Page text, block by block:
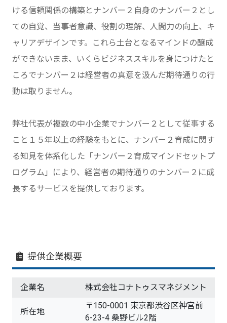
ける信頼関係の構築とナンバー２自身のナンバー２とし
ての自覚、当事者意識、役割の理解、人間力の向上、キ
ャリアデザインです。これら土台となるマインドの醸成
ができないまま、いくらビジネススキルを身につけたと
ころでナンバー２は経営者の真意を汲んだ期待通りの行
動は取りません。
弊社代表が複数の中小企業でナンバー２として従事する
こと１５年以上の経験をもとに、ナンバー２育成に関す
る知見を体系化した「ナンバー２育成マインドセットプ
ログラム」により、経営者の期待通りのナンバー２に成
長するサービスを提供しております。
提供企業概要
企業名 株式会社コナトゥスマネジメント
所在地
〒150-0001 東京都渋谷区神宮前
6-23-4 桑野ビル2階